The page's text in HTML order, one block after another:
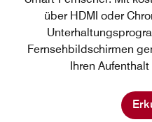
über HDMI oder
Fernsehbildschirmen
Ihren